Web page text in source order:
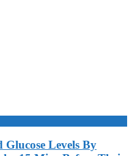
Levels By